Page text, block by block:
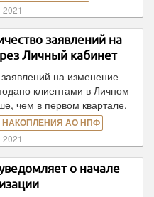
заявлений на
Личный кабинет
на изменение
клиентами в Личном
чем в первом квартале.
АО НПФ
о начале